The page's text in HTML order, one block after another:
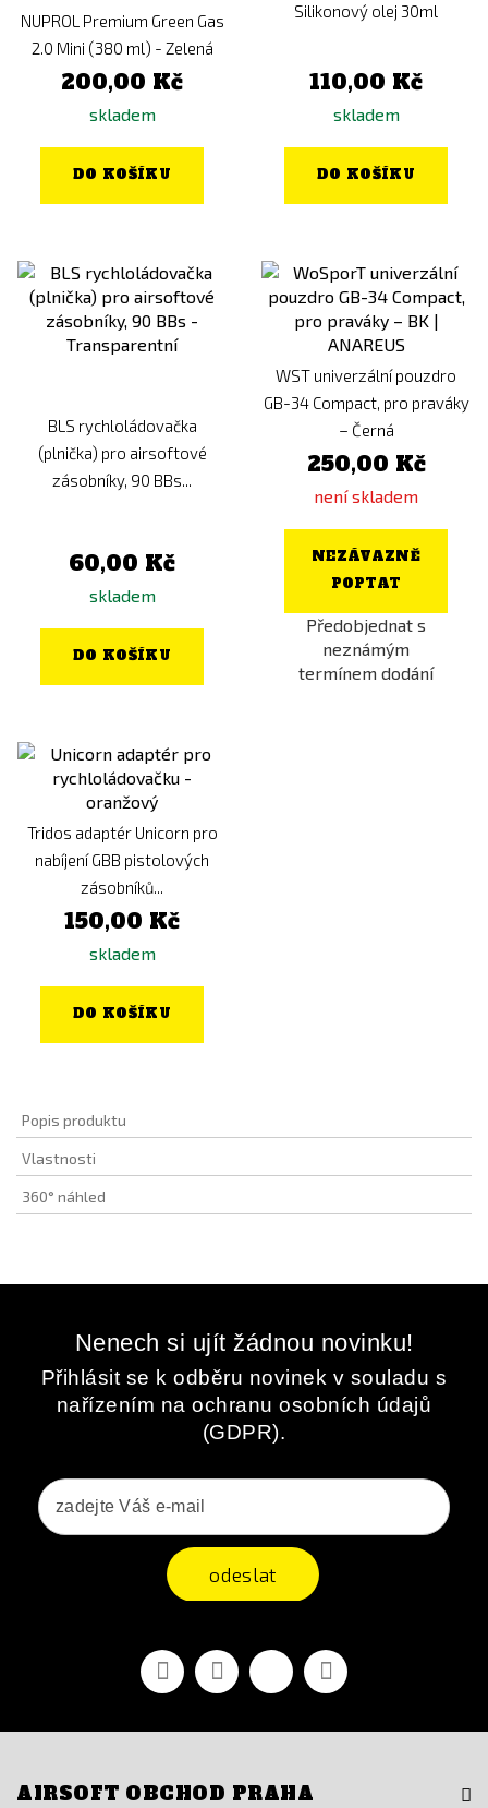
NUPROL Premium Green Gas
2.0 Mini (380 ml) - Zelená
200,00 Kč
skladem
DO KOŠÍKU
Silikonový olej 30ml
110,00 Kč
skladem
DO KOŠÍKU
BLS rychloládovačka
(plnička) pro airsoftové
zásobníky, 90 BBs...
60,00 Kč
skladem
DO KOŠÍKU
WST univerzální pouzdro
GB-34 Compact, pro praváky
– Černá
250,00 Kč
není skladem
NEZÁVAZNĚ
POPTAT
Předobjednat s
neznámým
termínem dodání
Tridos adaptér Unicorn pro
nabíjení GBB pistolových
zásobníků...
150,00 Kč
skladem
DO KOŠÍKU
Popis produktu
Vlastnosti
360° náhled
Nenech si ujít žádnou novinku!
Přihlásit se k odběru novinek v souladu s
nařízením na ochranu osobních údajů
(GDPR).
odeslat
FacebookYouTubeVimeo Instagram
AIRSOFT OBCHOD PRAHA